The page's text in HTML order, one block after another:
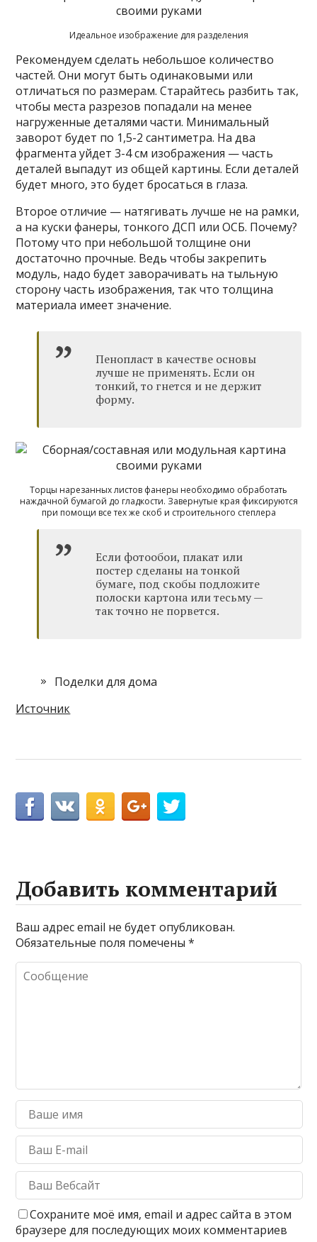
Идеальное изображение для разделения
Рекомендуем сделать небольшое количество
частей. Они могут быть одинаковыми или
отличаться по размерам. Старайтесь разбить так,
чтобы места разрезов попадали на менее
нагруженные деталями части. Минимальный
заворот будет по 1,5-2 сантиметра. На два
фрагмента уйдет 3-4 см изображения — часть
деталей выпадут из общей картины. Если деталей
будет много, это будет бросаться в глаза.
Второе отличие — натягивать лучше не на рамки,
а на куски фанеры, тонкого ДСП или ОСБ. Почему?
Потому что при небольшой толщине они
достаточно прочные. Ведь чтобы закрепить
модуль, надо будет заворачивать на тыльную
сторону часть изображения, так что толщина
материала имеет значение.
Пенопласт в качестве основы
лучше не применять. Если он
тонкий, то гнется и не держит
форму.
Торцы нарезанных листов фанеры необходимо обработать
наждачной бумагой до гладкости. Завернутые края фиксируются
при помощи все тех же скоб и строительного степлера
Если фотообои, плакат или
постер сделаны на тонкой
бумаге, под скобы подложите
полоски картона или тесьму —
так точно не порвется.
Поделки для дома
Источник
Добавить комментарий
Ваш адрес email не будет опубликован.
Обязательные поля помечены*
Сохраните моё имя, email и адрес сайта в этом
браузере для последующих моих комментариев